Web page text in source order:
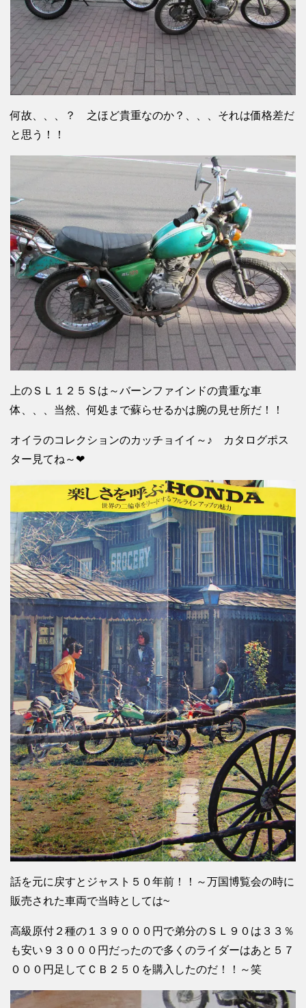
何故、、、？ 之ほど貴重なのか？、、、それは価格差だ
と思う！！
上のＳＬ１２５Ｓは～バーンファインドの貴重な車
体、、、当然、何処まで蘇らせるかは腕の見せ所だ！！
オイラのコレクションのカッチョイイ～♪ カタログポス
ター見てね～❤
話を元に戻すとジャスト５０年前！！～万国博覧会の時に
販売された車両で当時としては~
高級原付２種の１３９０００円で弟分のＳＬ９０は３３％
も安い９３０００円だったので多くのライダーはあと５７
０００円足してＣＢ２５０を購入したのだ！！～笑